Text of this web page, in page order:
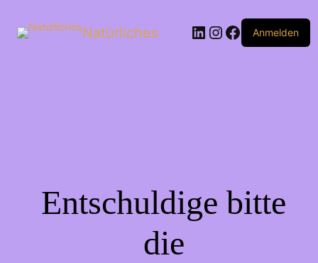
Natürliches Anmelden
Entschuldige bitte
die